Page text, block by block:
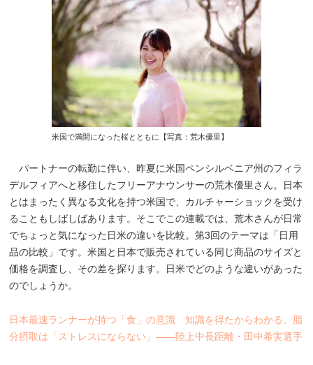
米国で満開になった桜とともに【写真：荒木優里】
パートナーの転勤に伴い、昨夏に米国ペンシルベニア州のフィラ
デルフィアへと移住したフリーアナウンサーの荒木優里さん。日本
とはまったく異なる文化を持つ米国で、カルチャーショックを受け
ることもしばしばあります。そこでこの連載では、荒木さんが日常
でちょっと気になった日米の違いを比較。第3回のテーマは「日用
品の比較」です。米国と日本で販売されている同じ商品のサイズと
価格を調査し、その差を探ります。日米でどのような違いがあった
のでしょうか。
日本最速ランナーが持つ「食」の意識 知識を得たからわかる、脂
分摂取は「ストレスにならない」――陸上中長距離・田中希実選手